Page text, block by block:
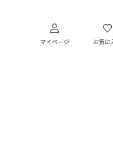
マイページ お気に